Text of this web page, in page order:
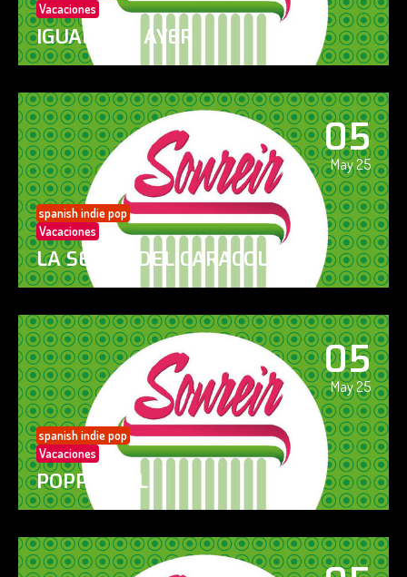
Vacaciones
IGUAL QUE AYER
05
May 25
spanish indie pop
Vacaciones
LA SENDA DEL CARACOL
05
May 25
spanish indie pop
Vacaciones
POPPY GIRL